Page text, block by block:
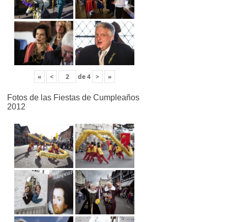
« < de4 > »
Fotos de las Fiestas de Cumpleaños
2012